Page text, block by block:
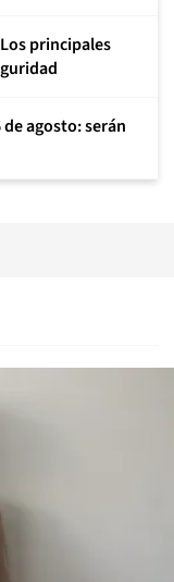
principales
agosto: serán